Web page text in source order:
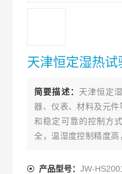
天津恒定湿热试
简要描述： 天津恒定
器、仪表、材料及元
和稳定可靠的控制方
全，温湿度控制精度
GJB150.3，GJB150.4.
产品型号：JW-